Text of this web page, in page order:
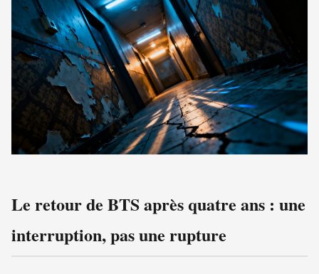
Le retour de BTS après quatre ans : une
interruption, pas une rupture